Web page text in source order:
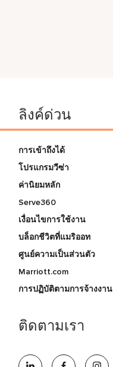
ลิงค์ด่วน
การเข้าถึงได้
โปรแกรมวีซ่า
ค่านิยมหลัก
Serve360
เงื่อนไขการใช้งาน
บล็อกชีวิตที่แมริออท
ศูนย์ความเป็นส่วนตัว
Marriott.com
การปฏิบัติตามการจ้างงาน
ติดตามเรา